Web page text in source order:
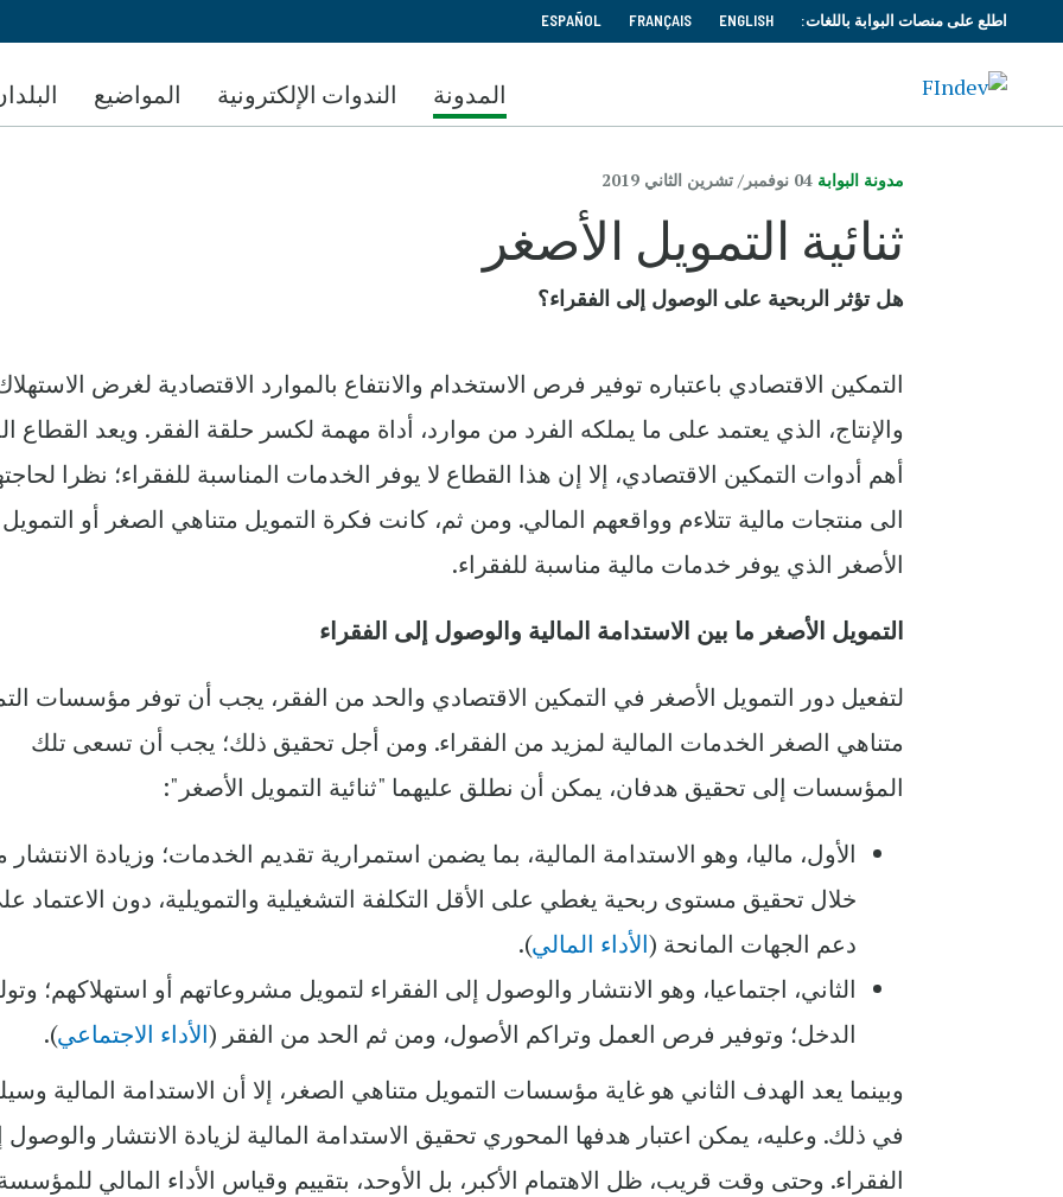
إلى
الرئيسي
اطلع على منصات البوابة باللغات: ENGLISH
FRANÇAIS
ESPAÑOL
المدونة الندوات الإلكترونية المواضيع
مدونة البوابة 04 نوفمبر/ تشرين الثاني 2019
هل تؤثر الربحية على الوصول إلى الفقراء؟
التمكين الاقتصادي باعتباره توفير فرص الاستخدام والانتفاع بالموارد الاقتصادية لغرض
والإنتاج، الذي يعتمد على ما يملكه الفرد من موارد، أداة مهمة لكسر حلقة الفقر. ويعد القطاع
أهم أدوات التمكين الاقتصادي، ‏إلا إن هذا القطاع لا يوفر الخدمات المناسبة للفقراء؛ نظرا
الى منتجات مالية تتلاءم وواقعهم المالي. ومن ثم، كانت فكرة التمويل متناهي الصغر أو التمويل
الأصغر الذي يوفر خدمات مالية مناسبة للفقراء.
التمويل الأصغر ما بين الاستدامة المالية والوصول إلى الفقراء
لتفعيل دور التمويل الأصغر في التمكين الاقتصادي والحد من الفقر، يجب أن توفر مؤسسات
متناهي الصغر الخدمات المالية لمزيد من الفقراء. ومن أجل تحقيق ذلك؛ يجب أن تسعى تلك
المؤسسات إلى تحقيق هدفان، ‏يمكن أن نطلق عليهما "ثنائية التمويل الأصغر":
الأول، ماليا، وهو الاستدامة المالية، بما يضمن استمرارية تقديم الخدمات؛ وزيادة
خلال تحقيق مستوى ربحية يغطي على الأقل التكلفة التشغيلية والتمويلية، دون الاعتماد
دعم الجهات المانحة (الأداء المالي).
‏الثاني، اجتماعيا، وهو الانتشار والوصول إلى الفقراء لتمويل مشروعاتهم أو استهلاكهم؛
الدخل؛ وتوفير فرص العمل وتراكم الأصول، ومن ثم الحد من الفقر (الأداء الاجتماعي).
وبينما يعد الهدف الثاني هو غاية مؤسسات التمويل متناهي الصغر، إلا أن الاستدامة المالية
في ذلك. ‏وعليه، يمكن اعتبار هدفها المحوري تحقيق الاستدامة المالية لزيادة الانتشار والوصول
الفقراء. وحتى وقت قريب، ظل الاهتمام الأكبر، بل الأوحد، بتقييم وقياس الأداء المالي